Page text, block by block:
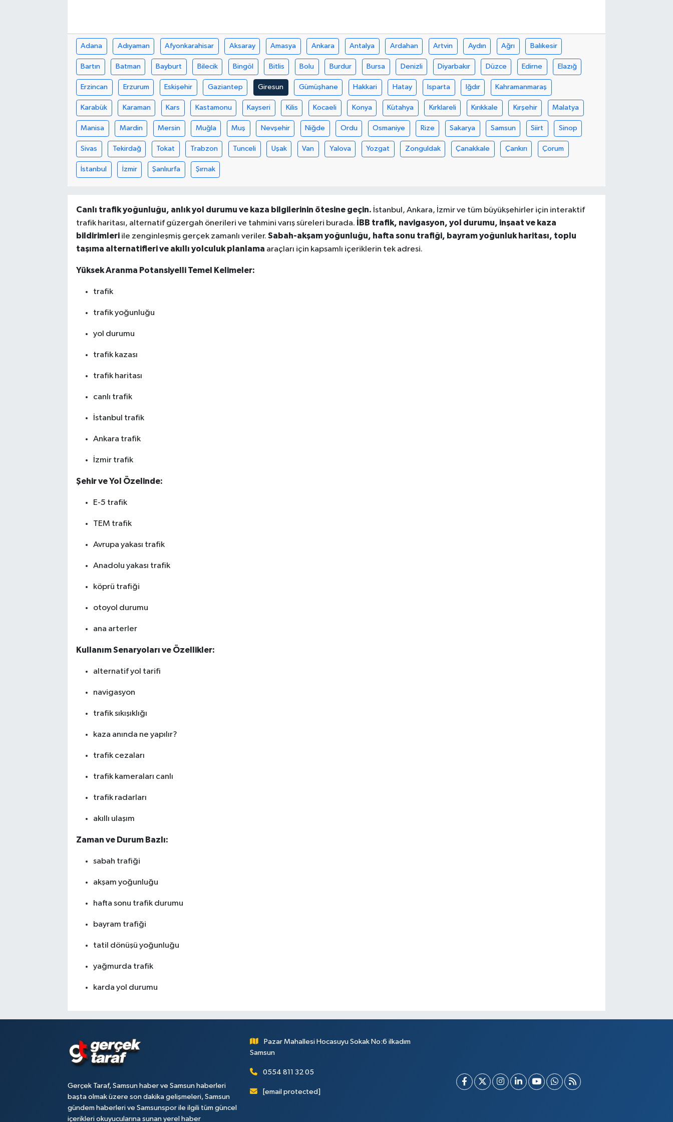
Adana Adıyaman Afyonkarahisar Aksaray Amasya Ankara Antalya Ardahan Artvin Aydın Ağrı Balıkesir
Bartın Batman Bayburt Bilecik Bingöl Bitlis Bolu Burdur Bursa Denizli Diyarbakır Düzce Edirne Elazığ
Erzincan Erzurum Eskişehir Gaziantep Giresun Gümüşhane Hakkari Hatay Isparta Iğdır Kahramanmaraş
Karabük Karaman Kars Kastamonu Kayseri Kilis Kocaeli Konya Kütahya Kırklareli Kırıkkale Kırşehir Malatya
Manisa Mardin Mersin Muğla Muş Nevşehir Niğde Ordu Osmaniye Rize Sakarya Samsun Siirt Sinop
Sivas Tekirdağ Tokat Trabzon Tunceli Uşak Van Yalova Yozgat Zonguldak Çanakkale Çankırı Çorum
İstanbul İzmir Şanlıurfa Şırnak
Canlı trafik yoğunluğu, anlık yol durumu ve kaza bilgilerinin ötesine geçin. İstanbul, Ankara, İzmir ve tüm büyükşehirler için interaktif
trafik haritası, alternatif güzergah önerileri ve tahmini varış süreleri burada.
İBB trafik, navigasyon, yol durumu, inşaat ve kaza
bildirimleriile zenginleşmiş gerçek zamanlı veriler. Sabah-akşam yoğunluğu, hafta sonu trafiği, bayram yoğunluk haritası, toplu
taşıma alternatifleri ve akıllı yolculuk planlama araçları için kapsamlı içeriklerin tek adresi.
Yüksek Aranma Potansiyelli Temel Kelimeler:
trafik
trafik yoğunluğu
yol durumu
trafik kazası
trafik haritası
canlı trafik
İstanbul trafik
Ankara trafik
İzmir trafik
Şehir ve Yol Özelinde:
E-5 trafik
TEM trafik
Avrupa yakası trafik
Anadolu yakası trafik
köprü trafiği
otoyol durumu
ana arterler
Kullanım Senaryoları ve Özellikler:
alternatif yol tarifi
navigasyon
trafik sıkışıklığı
kaza anında ne yapılır?
trafik cezaları
trafik kameraları canlı
trafik radarları
akıllı ulaşım
Zaman ve Durum Bazlı:
sabah trafiği
akşam yoğunluğu
hafta sonu trafik durumu
bayram trafiği
tatil dönüşü yoğunluğu
yağmurda trafik
karda yol durumu
Gerçek Taraf, Samsun haber ve Samsun haberleri
başta olmak üzere son dakika gelişmeleri, Samsun
gündem haberleri ve Samsunspor ile ilgili tüm güncel
içerikleri okuyucularına sunan yerel haber
Pazar Mahallesi Hocasuyu Sokak No:6 ilkadım
Samsun
0554 811 32 05
[email protected]